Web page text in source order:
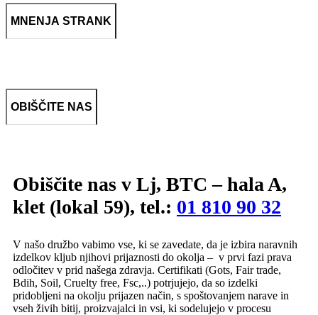
MNENJA STRANK
OBIŠČITE NAS
Obiščite nas v Lj, BTC – hala A,
klet (lokal 59), tel.: 01 810 90 32
V našo družbo vabimo vse, ki se zavedate, da je izbira naravnih
izdelkov kljub njihovi prijaznosti do okolja – v prvi fazi prava
odločitev v prid našega zdravja. Certifikati (Gots, Fair trade,
Bdih, Soil, Cruelty free, Fsc,..) potrjujejo, da so izdelki
pridobljeni na okolju prijazen način, s spoštovanjem narave in
vseh živih bitij, proizvajalci in vsi, ki sodelujejo v procesu